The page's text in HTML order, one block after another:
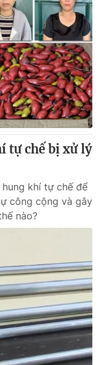
tự chế bị xử lý
khí tự chế để
công cộng và gây
nào?